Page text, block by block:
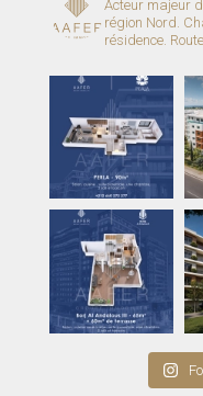
Acteur majeur
région Nord.
résidence.